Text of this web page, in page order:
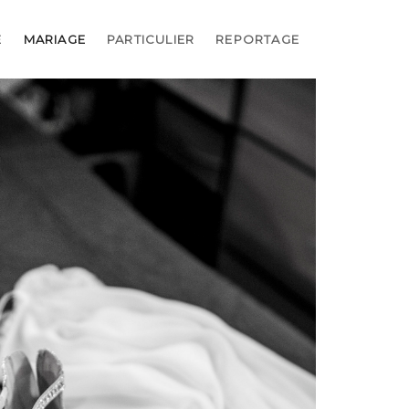
MARIAGE PARTICULIER REPORTAGE